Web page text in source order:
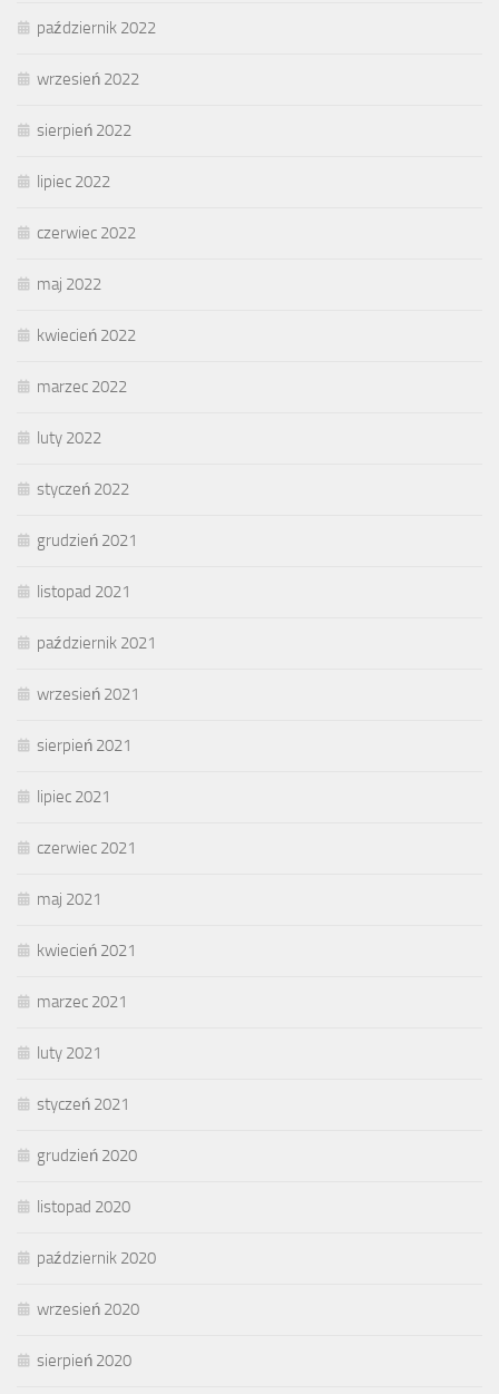
październik 2022
wrzesień 2022
sierpień 2022
lipiec 2022
czerwiec 2022
maj 2022
kwiecień 2022
marzec 2022
luty 2022
styczeń 2022
grudzień 2021
listopad 2021
październik 2021
wrzesień 2021
sierpień 2021
lipiec 2021
czerwiec 2021
maj 2021
kwiecień 2021
marzec 2021
luty 2021
styczeń 2021
grudzień 2020
listopad 2020
październik 2020
wrzesień 2020
sierpień 2020